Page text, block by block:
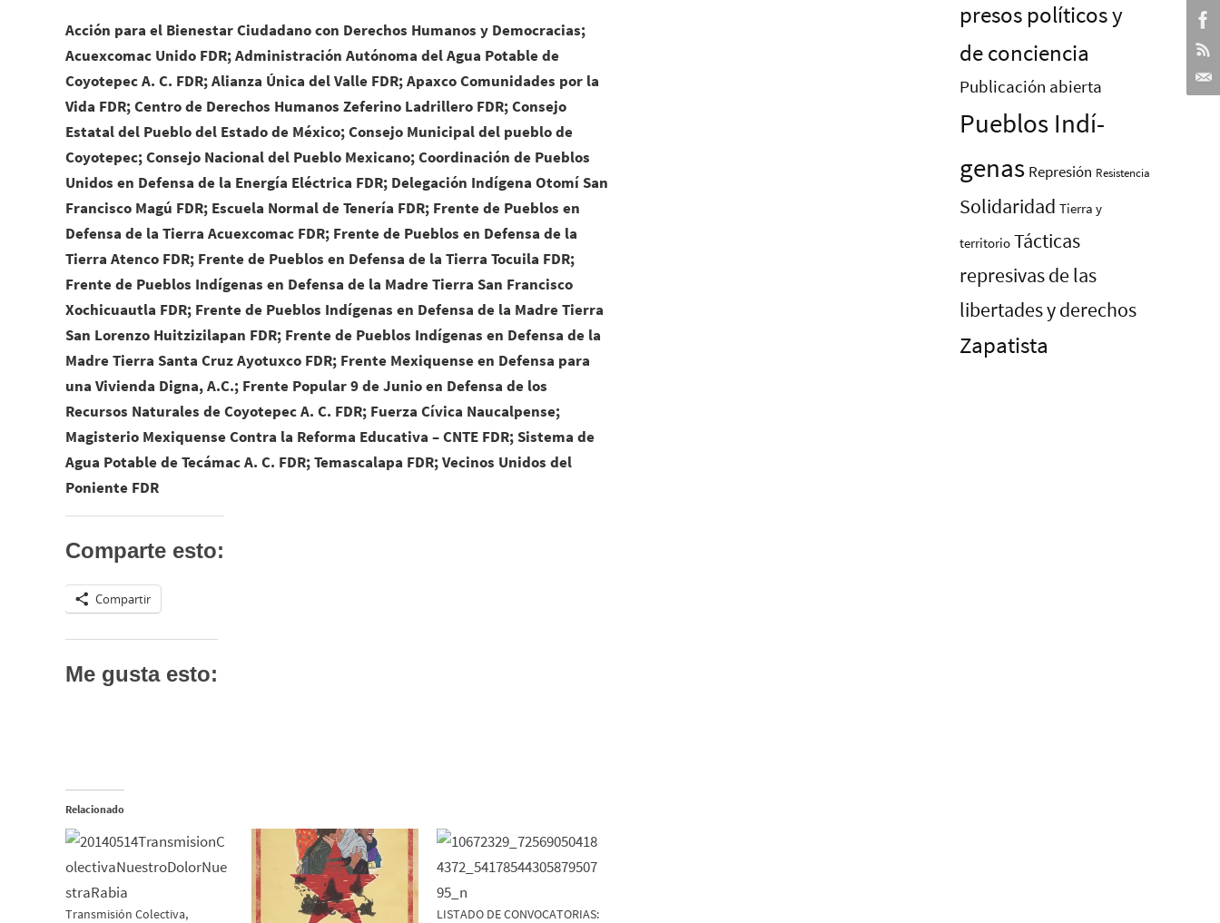
Acción para el Bienestar Ciudadano con Derechos Humanos y Democracias;
Acuexcomac Unido FDR; Administración Autónoma del Agua Potable de
Coyotepec A. C. FDR; Alianza Única del Valle FDR; Apaxco Comunidades por la
Vida FDR; Centro de Derechos Humanos Zeferino Ladrillero FDR; Consejo
Estatal del Pueblo del Estado de México; Consejo Municipal del pueblo de
Coyotepec; Consejo Nacional del Pueblo Mexicano; Coordinación de Pueblos
Unidos en Defensa de la Energía Eléctrica FDR; Delegación Indígena Otomí San
Francisco Magú FDR; Escuela Normal de Tenería FDR; Frente de Pueblos en
Defensa de la Tierra Acuexcomac FDR; Frente de Pueblos en Defensa de la
Tierra Atenco FDR; Frente de Pueblos en Defensa de la Tierra Tocuila FDR;
Frente de Pueblos Indígenas en Defensa de la Madre Tierra San Francisco
Xochicuautla FDR; Frente de Pueblos Indígenas en Defensa de la Madre Tierra
San Lorenzo Huitzizilapan FDR; Frente de Pueblos Indígenas en Defensa de la
Madre Tierra Santa Cruz Ayotuxco FDR; Frente Mexiquense en Defensa para
una Vivienda Digna, A.C.; Frente Popular 9 de Junio en Defensa de los
Recursos Naturales de Coyotepec A. C. FDR; Fuerza Cívica Naucalpense;
Magisterio Mexiquense Contra la Reforma Educativa – CNTE FDR; Sistema de
Agua Potable de Tecámac A. C. FDR; Temascalapa FDR; Vecinos Unidos del
Poniente FDR
Comparte esto:
Compartir
Me gusta esto:
Relacionado
Transmisión Colectiva,
LISTADO DE CONVOCATORIAS:
presos polí­ticos y
de conciencia
Publicación abierta
Pueblos Indí­
genas Represión Resistencia
Solidaridad Tierra y
territorio Tácticas
represivas de las
libertades y derechos
Zapatista